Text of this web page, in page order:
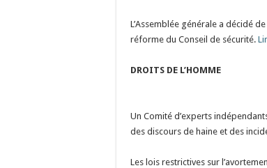
L’Assemblée générale a décidé
réforme du Conseil de sécurité.
DROITS DE L’HOMME
Un Comité d’experts
des discours de haine et des
Les lois restrictives sur